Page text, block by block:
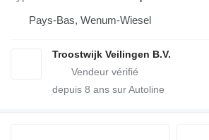
Pays-Bas, Wenum-Wiesel
Troostwijk Veilingen B.V.
depuis 8 ans sur Autoline